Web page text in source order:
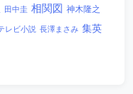
田中圭 相関図 神木隆之
レビ小説 長澤まさみ 集英